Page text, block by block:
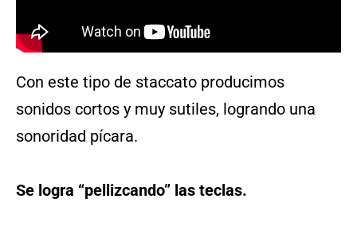
Con este tipo de staccato producimos
sonidos cortos y muy sutiles, logrando una
sonoridad pícara.
Se logra “pellizcando” las teclas.